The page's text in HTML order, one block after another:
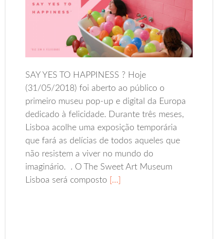
SAY YES TO HAPPINESS ? Hoje
(31/05/2018) foi aberto ao público o
primeiro museu pop-up e digital da Europa
dedicado à felicidade. Durante três meses,
Lisboa acolhe uma exposição temporária
que fará as delícias de todos aqueles que
não resistem a viver no mundo do
imaginário. . O The Sweet Art Museum
Lisboa será composto […]